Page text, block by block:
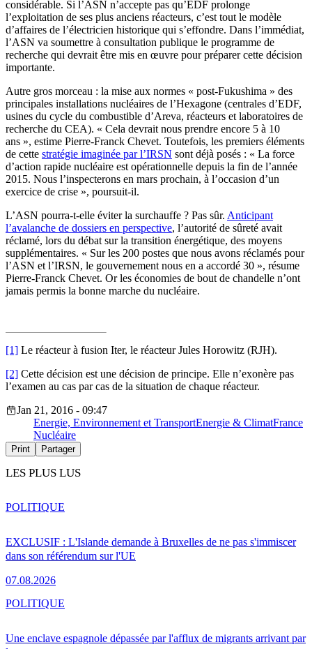
considérable. Si l’ASN n’accepte pas qu’EDF prolonge
l’exploitation de ses plus anciens réacteurs, c’est tout le modèle
d’affaires de l’électricien historique qui s’effondre. Dans l’immédiat,
l’ASN va soumettre à consultation publique le programme de
recherche qui devrait être mis en œuvre pour préparer cette décision
importante.
Autre gros morceau : la mise aux normes « post-Fukushima » des
principales installations nucléaires de l’Hexagone (centrales d’EDF,
usines du cycle du combustible d’Areva, réacteurs et laboratoires de
recherche du CEA). « Cela devrait nous prendre encore 5 à 10
ans », estime Pierre-Franck Chevet. Toutefois, les premiers éléments
de cette stratégie imaginée par l’IRSN sont déjà posés : « La force
d’action rapide nucléaire est opérationnelle depuis la fin de l’année
2015. Nous l’inspecterons en mars prochain, à l’occasion d’un
exercice de crise », poursuit-il.
L’ASN pourra-t-elle éviter la surchauffe ? Pas sûr. Anticipant
l’avalanche de dossiers en perspective, l’autorité de sûreté avait
réclamé, lors du débat sur la transition énergétique, des moyens
supplémentaires. « Sur les 200 postes que nous avons réclamés pour
l’ASN et l’IRSN, le gouvernement nous en a accordé 30 », résume
Pierre-Franck Chevet. Or les économies de bout de chandelle n’ont
jamais permis la bonne marche du nucléaire.
[1] Le réacteur à fusion Iter, le réacteur Jules Horowitz (RJH).
[2] Cette décision est une décision de principe. Elle n’exonère pas
l’examen au cas par cas de la situation de chaque réacteur.
Jan 21, 2016 - 09:47
Energie, Environnement et TransportEnergie & ClimatFrance
Nucléaire
Print Partager
LES PLUS LUS
EXCLUSIF : L'Islande demande à Bruxelles de ne pas s'immiscer
dans son référendum sur l'UE
07.08.2026
POLITIQUE
Une enclave espagnole dépassée par l'afflux de migrants arrivant par
POLITIQUE